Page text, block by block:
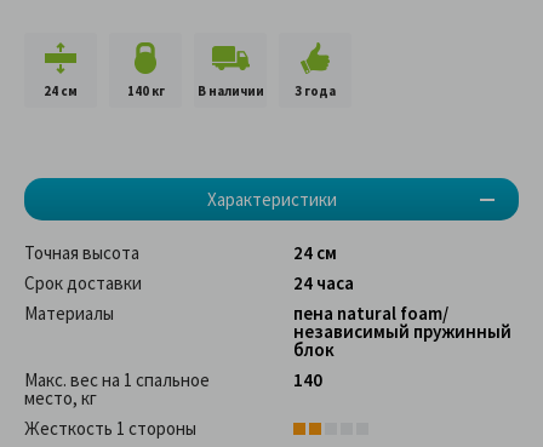
24 см 140 кг В наличии 3 года
Характеристики
Точная высота
24 см
Срок доставки
24 часа
Материалы
пена natural foam/
независимый пружинный
блок
Макс. вес на 1 спальное
место, кг
140
Жесткость 1 стороны